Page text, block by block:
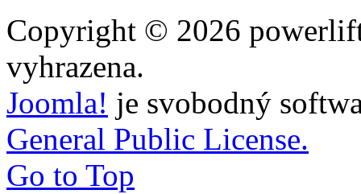
Copyright © 2026
vyhrazena.
Joomla! je svobodný
General Public License.
Go to Top